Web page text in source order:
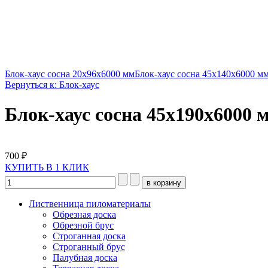
Блок-хаус сосна 20х96х6000 ммБлок-хаус сосна 45х140х6000
Вернуться к: Блок-хаус
Блок-хаус сосна 45х190х6000
700 ₽
КУПИТЬ В 1 КЛИК
Лиственница пиломатериалы
Обрезная доска
Обрезной брус
Строганная доска
Строганный брус
Палубная доска